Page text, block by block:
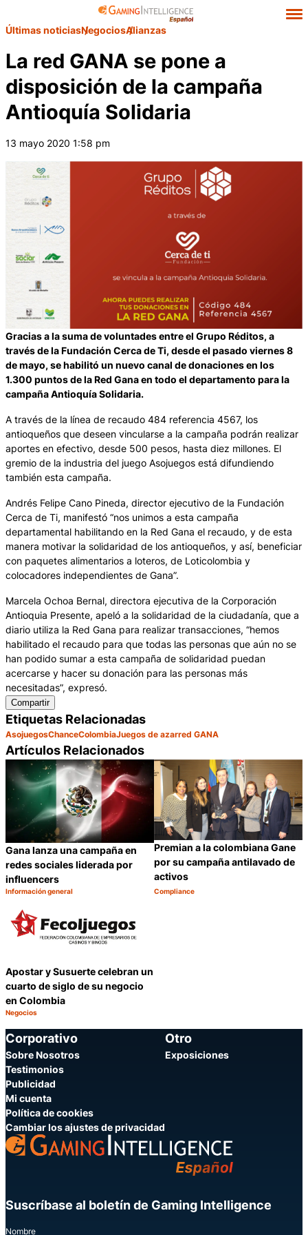
Últimas noticiasNegociosAlianzas
La red GANA se pone a
disposición de la campaña
Antioquía Solidaria
13 mayo 2020 1:58 pm
Gracias a la suma de voluntades entre el Grupo Réditos, a
través de la Fundación Cerca de Ti, desde el pasado viernes 8
de mayo, se habilitó un nuevo canal de donaciones en los
1.300 puntos de la Red Gana en todo el departamento para la
campaña Antioquía Solidaria.
A través de la línea de recaudo 484 referencia 4567, los
antioqueños que deseen vincularse a la campaña podrán realizar
aportes en efectivo, desde 500 pesos, hasta diez millones. El
gremio de la industria del juego Asojuegos está difundiendo
también esta campaña.
Andrés Felipe Cano Pineda, director ejecutivo de la Fundación
Cerca de Ti, manifestó “nos unimos a esta campaña
departamental habilitando en la Red Gana el recaudo, y de esta
manera motivar la solidaridad de los antioqueños, y así, beneficiar
con paquetes alimentarios a loteros, de Loticolombia y
colocadores independientes de Gana”.
Marcela Ochoa Bernal, directora ejecutiva de la Corporación
Antioquia Presente, apeló a la solidaridad de la ciudadanía, que a
diario utiliza la Red Gana para realizar transacciones, “hemos
habilitado el recaudo para que todas las personas que aún no se
han podido sumar a esta campaña de solidaridad puedan
acercarse y hacer su donación para las personas más
necesitadas”, expresó.
Compartir
Etiquetas Relacionadas
AsojuegosChanceColombiaJuegos de azarred GANA
Artículos Relacionados
Gana lanza una campaña en
redes sociales liderada por
influencers
Categoría:
Información general
Compartir
Premian a la colombiana Gane
por su campaña antilavado de
activos
Categoría:
Compliance
Apostar y Susuerte celebran un
cuarto de siglo de su negocio
en Colombia
Categoría:
Negocios
Corporativo
Sobre Nosotros
Testimonios
Publicidad
Mi cuenta
Política de cookies
Cambiar los ajustes de privacidad
Otro
Exposiciones
Suscríbase al boletín de Gaming Intelligence
Nombre